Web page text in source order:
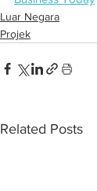
Luar Negara
Projek
Related Posts